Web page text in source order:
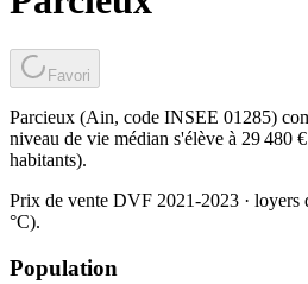
Favori
Parcieux (Ain, code INSEE 01285)
niveau de vie médian s'élève à 29 480
habitants).
Prix de vente DVF 2021-2023 · loyers
°C).
Population